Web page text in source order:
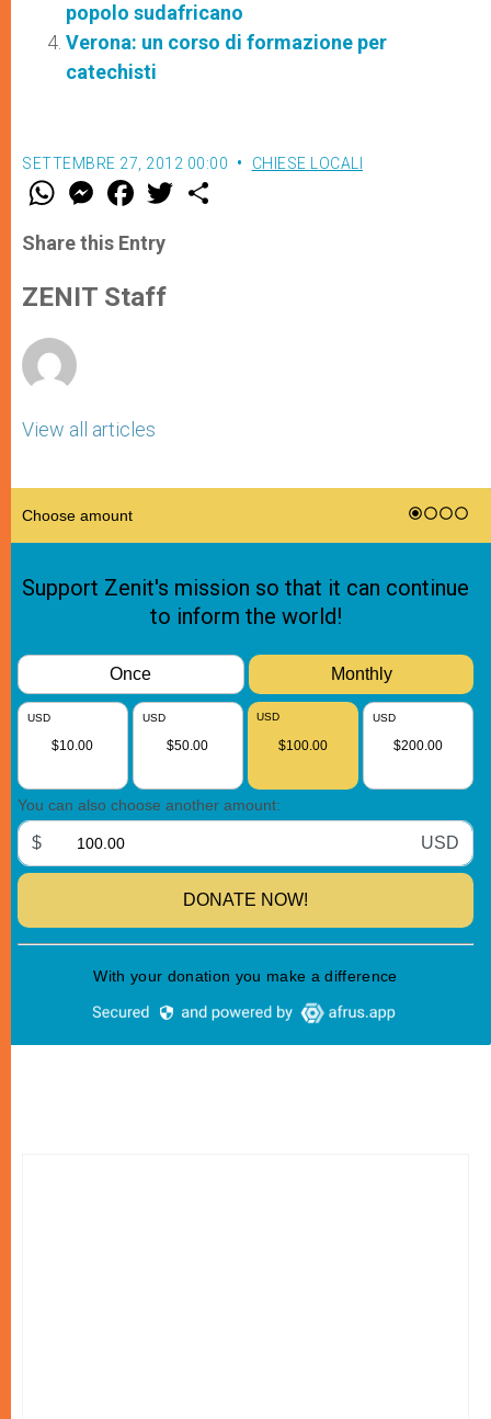
popolo sudafricano
Verona: un corso di formazione per
catechisti
SETTEMBRE 27, 2012 00:00 CHIESE LOCALI
W
t
s
p
p
M
e
s
e
g
e
F
a
e
b
o
k
w
Share this Entry
ZENIT Staff
View all articles